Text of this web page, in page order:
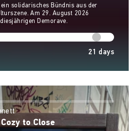
solidarisches Bündnis aus der
Am 29. August 2026
Demorave.
21 days
to Close